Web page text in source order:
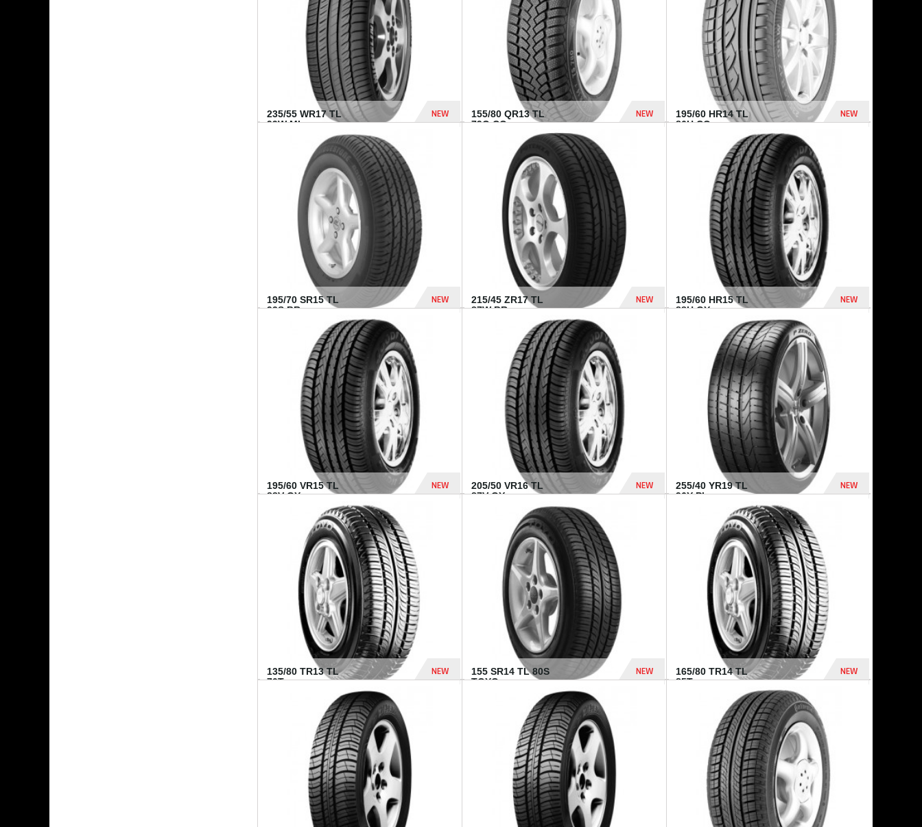
235/55 WR17 TL
99W MI...
NEW
1 182 Dhs
155/80 QR13 TL
79Q CO...
NEW
195/60 HR14 TL
86H CO...
NEW
790 Dhs
195/70 SR15 TL
92S BR...
NEW
837 Dhs
215/45 ZR17 TL
87W BR...
NEW
955 Dhs
195/60 HR15 TL
88H GY...
NEW
195/60 VR15 TL
88V GY...
NEW
205/50 VR16 TL
87V GY...
NEW
255/40 YR19 TL
96Y PI...
NEW
1 771 Dhs
135/80 TR13 TL
70T...
NEW
155 SR14 TL 80S
TOYO...
NEW
165/80 TR14 TL
85T...
NEW
458 Dhs